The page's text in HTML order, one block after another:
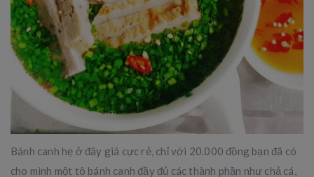
Bánh canh hẹ ở đây giá cực rẻ, chỉ với 20.000 đồng bạn đã có
cho mình một tô bánh canh đầy đủ các thành phần như chả cá,